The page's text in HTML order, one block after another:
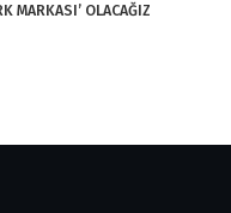
MARKASI’ OLACAĞIZ